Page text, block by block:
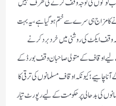
کا مزاج ہی سرے سے ختم ہو گیا ہے ، یہ بہت
وقف ایکٹ کی روشنی میں خرد برد کرنے
اوقاف کے متولی صاحبان وقف بورڈ کے
چاہیے؛ کیونکہ اوقاف مسلمانوں کی ترقی کا
کی بد حالی پر حکومت کے لیے رپورٹ تیار